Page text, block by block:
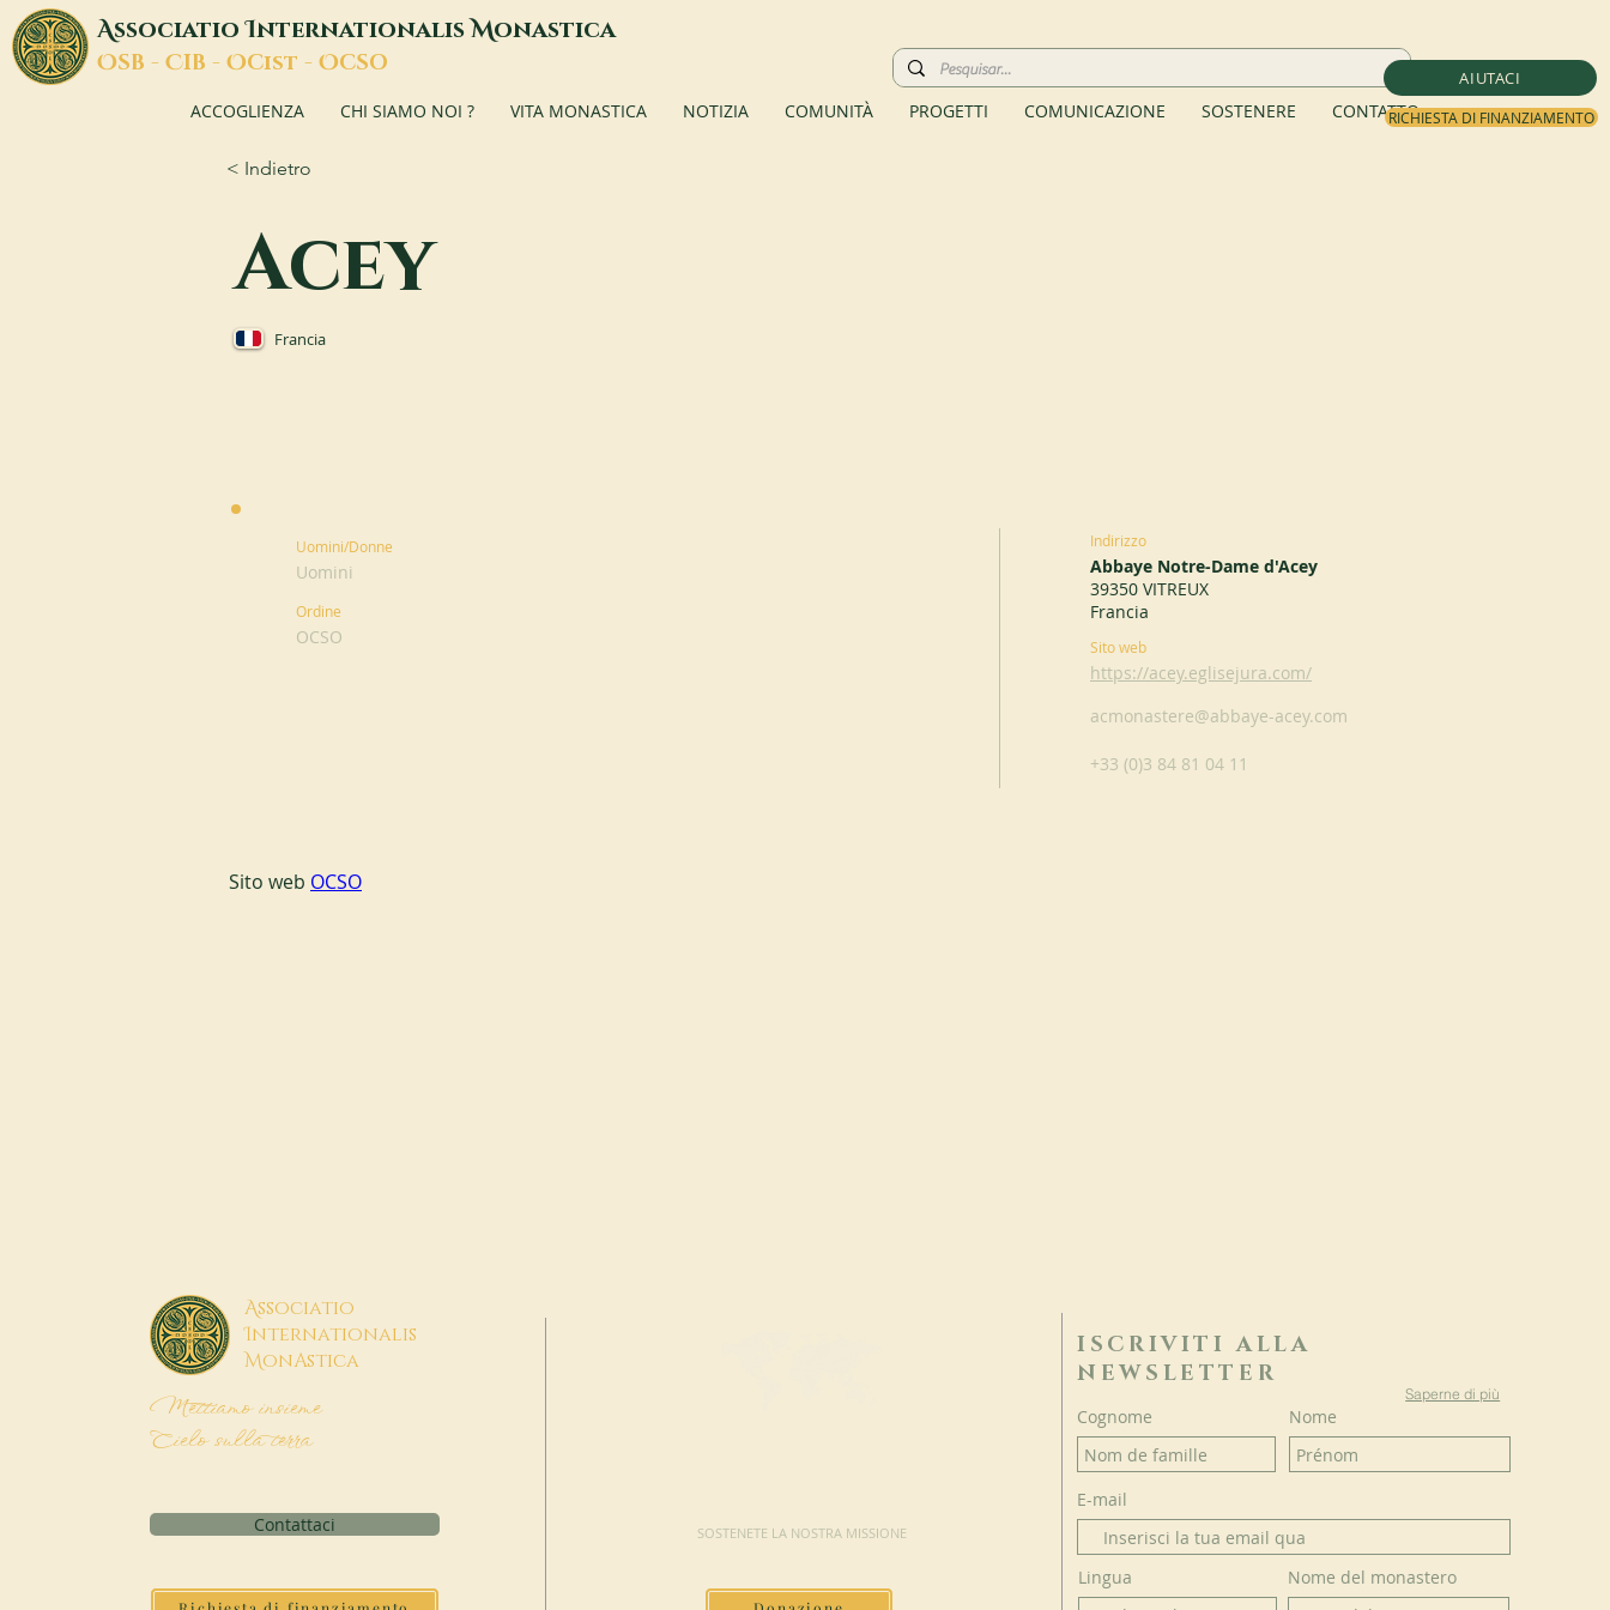
AIUTACI
RICHIESTA DI FINANZIAMENTO
AssociatioInternationalisMonastica
OSB - CIB - OCist - OCSO
ACCOGLIENZA CHI SIAMO NOI ? VITA MONASTICA NOTIZIA COMUNITÀ PROGETTI COMUNICAZIONE SOSTENERE CONTATTO
< Indietro
Acey
Francia
Uomini/Donne
Uomini
Ordine
OCSO
Indirizzo
Abbaye Notre-Dame d'Acey
39350 VITREUX
Francia
Sito web
https://acey.eglisejura.com/
acmonastere@abbaye-acey.com
+33 (0)3 84 81 04 11
Sito web OCSO
Associatio
Internationalis
MonAstica
Mettiamo insieme
Cielo sulla terra
Contattaci SOSTENETE LA NOSTRA MISSIONE
ISCRIVITI ALLA
NEWSLETTER
Saperne di più
Cognome Nome
E-mail
Lingua Nome del monastero